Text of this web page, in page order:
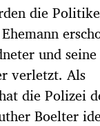
die
und
verletzt. Als
die Polizei
Boelter